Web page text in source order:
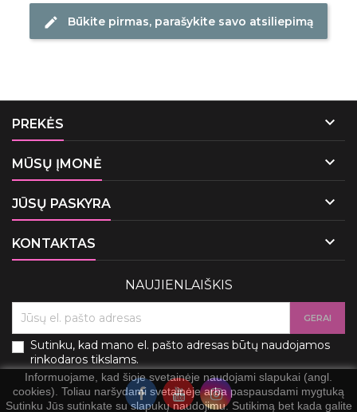
edit Būkite pirmas, parašykite savo atsiliepimą
PREKĖS 
MŪSŲ ĮMONĖ 
JŪSŲ PASKYRA 
KONTAKTAS 
Informuojame, kad šioje svetainėje naudojami slapukai (angl.
cookies). Toliau naršydami svetainėje arba paspausdami mygtuką
Sutinku Jūs sutinkate su slapukų naudojimu. Sutikimą bet kada galite
NAUJIENLAIŠKIS
Sutinku, kad mano el. pašto adresas būtų naudojamos
rinkodaros tikslams.